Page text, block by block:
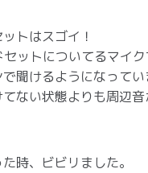
トはスゴイ！
ットについてるマイク
聞けるようになってい
ない状態よりも周辺音
時、ビビリました。